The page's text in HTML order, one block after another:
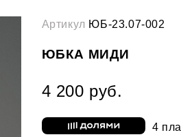
Артикул ЮБ-23.07-002
ЮБКА МИДИ
4 200 руб.
4